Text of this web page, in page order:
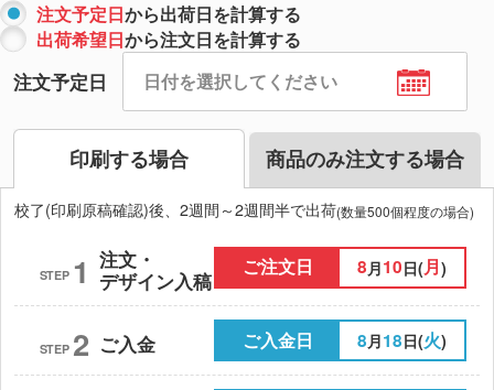
注文予定日から出荷日を計算する
出荷希望日から注文日を計算する
注文予定日
印刷する場合 商品のみ注文する場合
校了(印刷原稿確認)後、2週間～2週間半で出荷(数量500個程度の場合)
STEP 1 注文・
デザイン入稿
ご注文日 8 月10日(月)
STEP 2 ご入金 ご入金日 8月18日(火)